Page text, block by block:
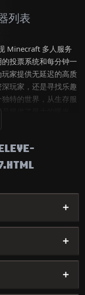
列表
Minecraft 多人服务
投票系统和每分钟一
家提供无延迟的高质
玩家，还是寻找乐趣
特的世界，从生存服
提供了最大的曝光
+
+
+